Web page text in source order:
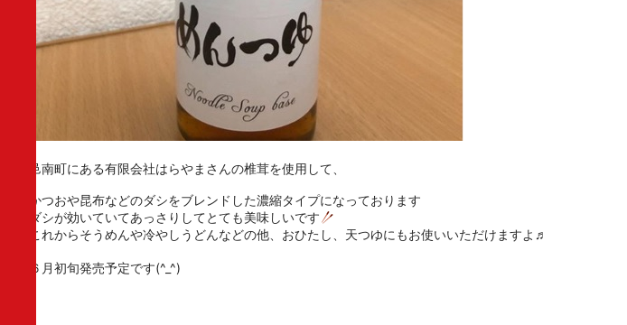
邑南町にある有限会社はらやまさんの椎茸を使用して、
かつおや昆布などのダシをブレンドした濃縮タイプになっております
ダシが効いていてあっさりしてとても美味しいです
これからそうめんや冷やしうどんなどの他、おひたし、天つゆにもお使いいただけますよ♬︎
６月初旬発売予定です(^_^)